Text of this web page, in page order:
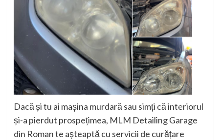
Dacă și tu ai mașina murdară sau simți că interiorul
și-a pierdut prospețimea, MLM Detailing Garage
din Roman te așteaptă cu servicii de curățare